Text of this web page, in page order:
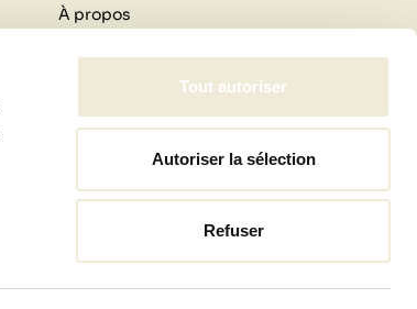
Tout autoriser
Autoriser la sélection
Refuser
À propos
Professionnels